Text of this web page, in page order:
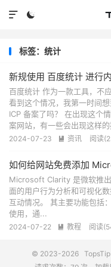


标签：统计
新规使用 百度统计 进行
百度统计 作为一款工具，不
看到这个情况，我第一时间
ICP 备案了吗？ 在出现这个
案网站，有一些会出现这样
2024-07-23  资讯 阅读(
如何给网站免费添加
Microsoft Clarity 是微软推
面的用户行为分析和可视化
互动情况。 其主要功能包括
使用，通...
2024-07-22  教程 阅读(
© 2023-2026 TopsTip